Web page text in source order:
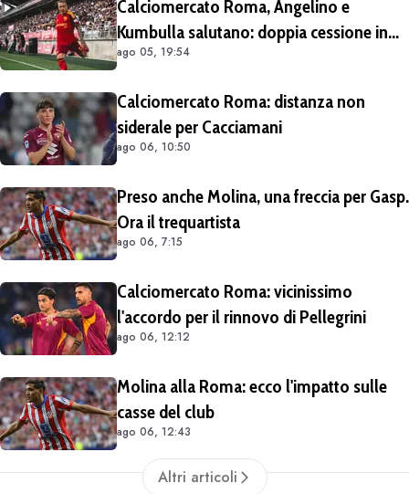
Calciomercato Roma, Angelino e
Kumbulla salutano: doppia cessione in
Spagna
ago 05, 19:54
Calciomercato Roma: distanza non
siderale per Cacciamani
ago 06, 10:50
Preso anche Molina, una freccia per Gasp.
Ora il trequartista
ago 06, 7:15
Calciomercato Roma: vicinissimo
l'accordo per il rinnovo di Pellegrini
ago 06, 12:12
Molina alla Roma: ecco l'impatto sulle
casse del club
ago 06, 12:43
Altri articoli